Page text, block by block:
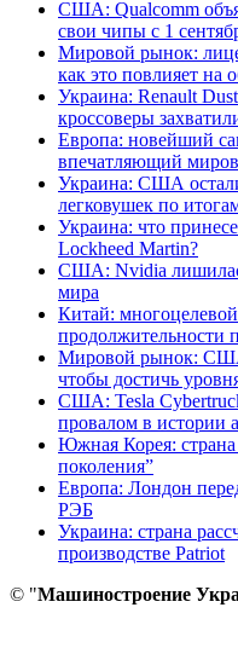
США: Qualcomm
свои чипы с 1
Мировой рынок:
как это повлияет на
Украина: Renault
кроссоверы
Европа: новейший
впечатляющий
Украина: США
легковушек по
Украина: что
Lockheed Martin?
США: Nvidia
мира
Китай:
продолжительности
Мировой рынок: США
чтобы достичь
США: Tesla
провалом в истории
Южная Корея: страна
поколения”
Европа: Лондон
РЭБ
Украина: страна
производстве Patriot
© "Машиностроение